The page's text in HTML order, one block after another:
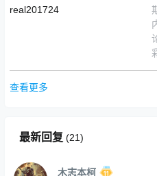
real201724
查看更多
最新回复 (21)
木志本柯